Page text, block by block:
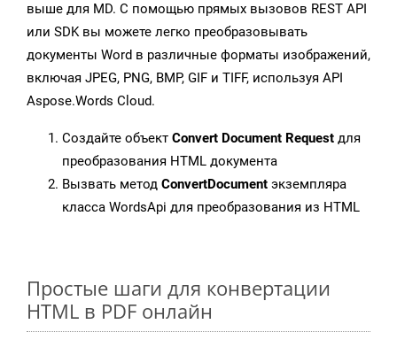
выше для MD. С помощью прямых вызовов REST API
или SDK вы можете легко преобразовывать
документы Word в различные форматы изображений,
включая JPEG, PNG, BMP, GIF и TIFF, используя API
Aspose.Words Cloud.
Создайте объект Convert Document Request для
преобразования HTML документа
Вызвать метод ConvertDocument экземпляра
класса WordsApi для преобразования из HTML
Простые шаги для конвертации
HTML в PDF онлайн